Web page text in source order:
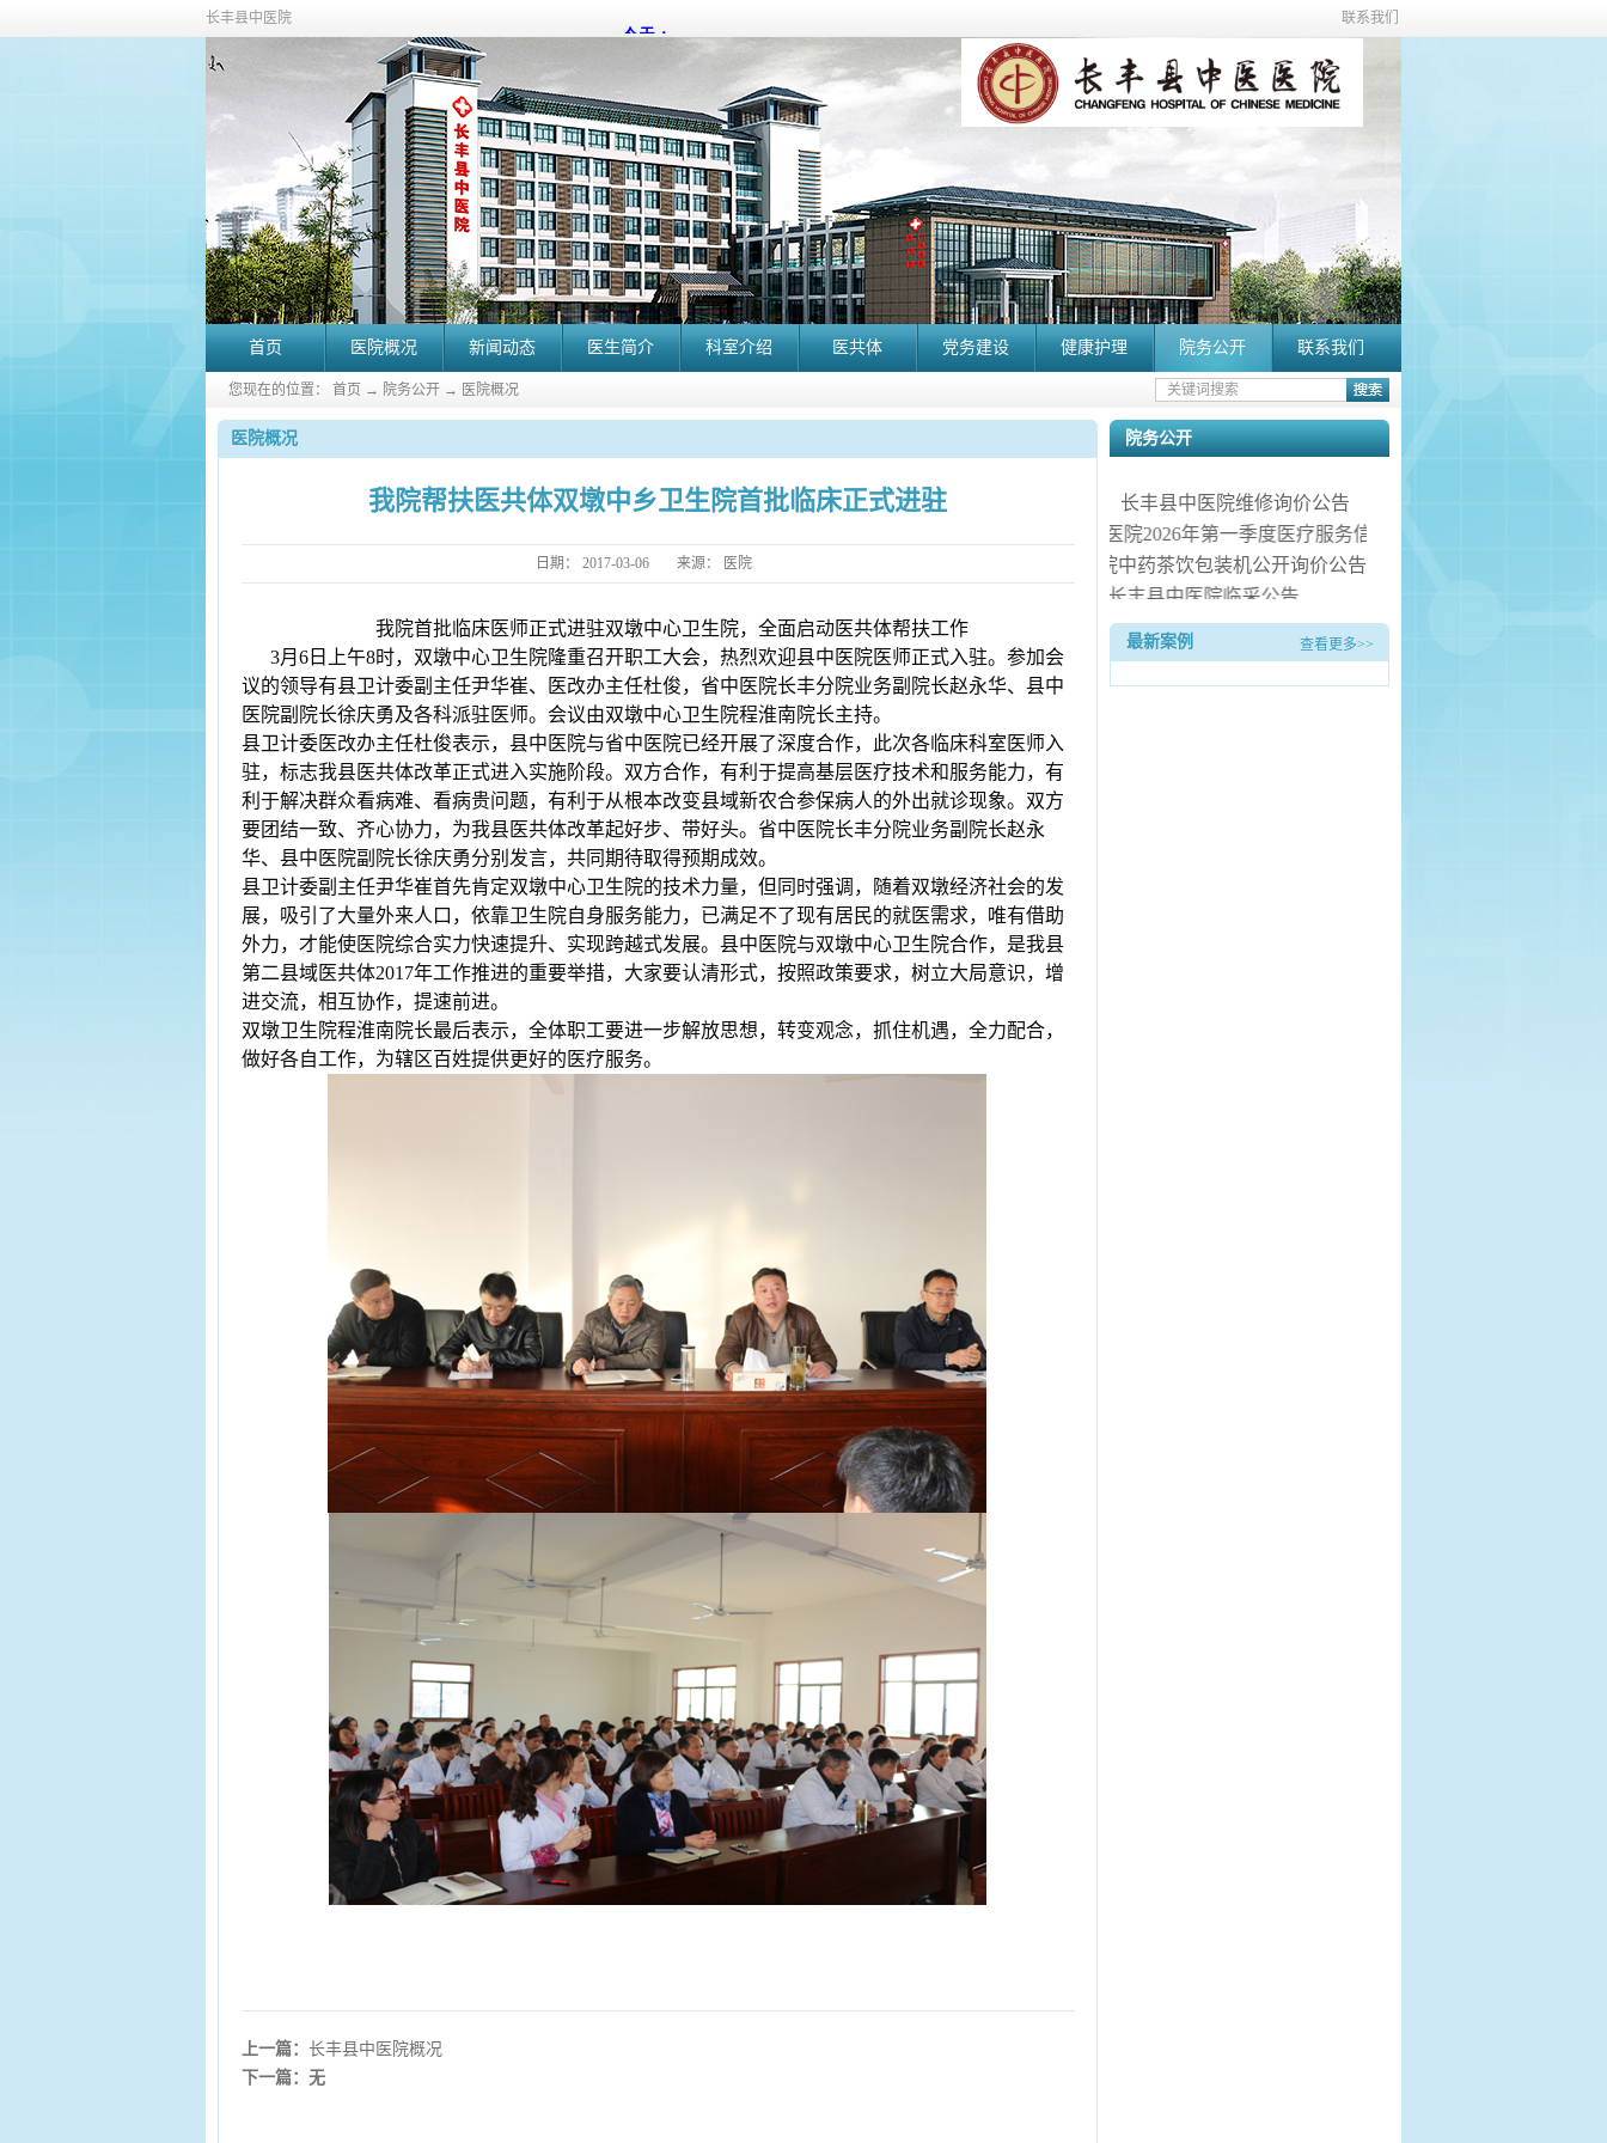
长丰县中医院 联系我们
首页 医院概况 新闻动态 医生简介 科室介绍 医共体 党务建设 健康护理 院务公开 联系我们
您现在的位置： 首页 → 院务公开 → 医院概况
院务公开
长丰县中医院维修询价公告
长丰县中医院2026年第一季度医疗服务信息社会公开
长丰县中医院中药茶饮包装机公开询价公告
长丰县中医院临采公告
长丰县中医院询价公告
长丰县中医院病房电热水器安装服务项目（二次） 中标候选人公示
最新案例 查看更多>>
医院概况
我院帮扶医共体双墩中乡卫生院首批临床正式进驻
日期： 2017-03-06 来源： 医院
我院首批临床医师正式进驻双墩中心卫生院，全面启动医共体帮扶工作
3月6日上午8时，双墩中心卫生院隆重召开职工大会，热烈欢迎县中医院医师正式入驻。参加会
议的领导有县卫计委副主任尹华崔、医改办主任杜俊，省中医院长丰分院业务副院长赵永华、县中
医院副院长徐庆勇及各科派驻医师。会议由双墩中心卫生院程淮南院长主持。
县卫计委医改办主任杜俊表示，县中医院与省中医院已经开展了深度合作，此次各临床科室医师入
驻，标志我县医共体改革正式进入实施阶段。双方合作，有利于提高基层医疗技术和服务能力，有
利于解决群众看病难、看病贵问题，有利于从根本改变县域新农合参保病人的外出就诊现象。双方
要团结一致、齐心协力，为我县医共体改革起好步、带好头。省中医院长丰分院业务副院长赵永
华、县中医院副院长徐庆勇分别发言，共同期待取得预期成效。
县卫计委副主任尹华崔首先肯定双墩中心卫生院的技术力量，但同时强调，随着双墩经济社会的发
展，吸引了大量外来人口，依靠卫生院自身服务能力，已满足不了现有居民的就医需求，唯有借助
外力，才能使医院综合实力快速提升、实现跨越式发展。县中医院与双墩中心卫生院合作，是我县
第二县域医共体2017年工作推进的重要举措，大家要认清形式，按照政策要求，树立大局意识，增
进交流，相互协作，提速前进。
双墩卫生院程淮南院长最后表示，全体职工要进一步解放思想，转变观念，抓住机遇，全力配合，
做好各自工作，为辖区百姓提供更好的医疗服务。
上一篇： 长丰县中医院概况
下一篇：无